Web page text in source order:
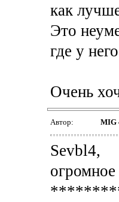
как
Это
где у
Очень
Автор: MIG
Sevbl4,
огромное